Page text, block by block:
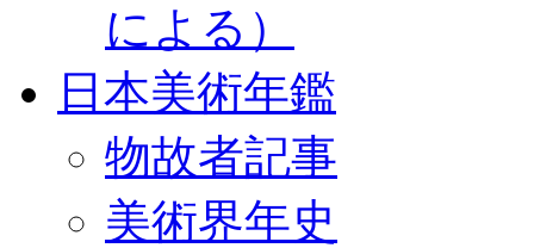
による）
日本美術年鑑
物故者記事
美術界年史